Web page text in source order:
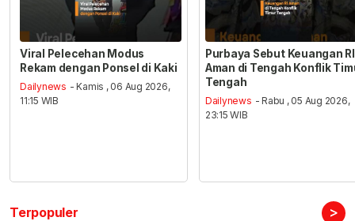
Viral Pelecehan Modus
Rekam dengan Ponsel di Kaki
Dailynews - Kamis , 06 Aug 2026,
11:15 WIB
Purbaya Sebut Keuangan RI
Aman di Tengah Konflik
Tengah
Dailynews - Rabu , 05 Aug 2026,
23:15 WIB
Terpopuler >